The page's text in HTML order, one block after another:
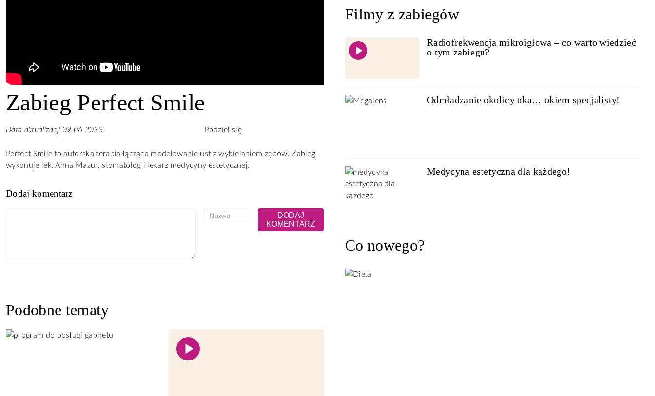
Zabieg Perfect Smile
Data aktualizacji 09.06.2023 Podziel się
Perfect Smile to autorska terapia łącząca modelowanie ust z wybielaniem zębów. Zabieg
wykonuje lek. Anna Mazur, stomatolog i lekarz medycyny estetycznej.
Dodaj komentarz
Podobne tematy
Filmy z zabiegów
Radiofrekwencja mikroigłowa – co warto wiedzieć
o tym zabiegu?
Odmładzanie okolicy oka… okiem specjalisty!
Medycyna estetyczna dla każdego!
Co nowego?